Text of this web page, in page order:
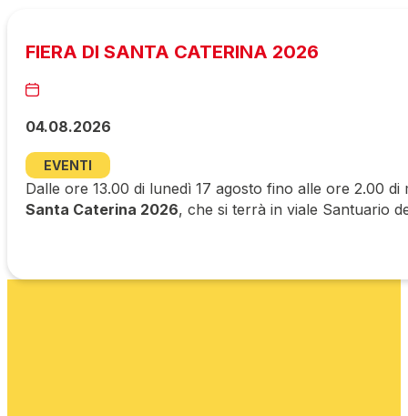
FIERA DI SANTA CATERINA 2026
04.08.2026
EVENTI
Dalle ore 13.00 di lunedì 17 agosto fino alle ore 2.00
Santa Caterina 2026, che si terrà in viale Santuario